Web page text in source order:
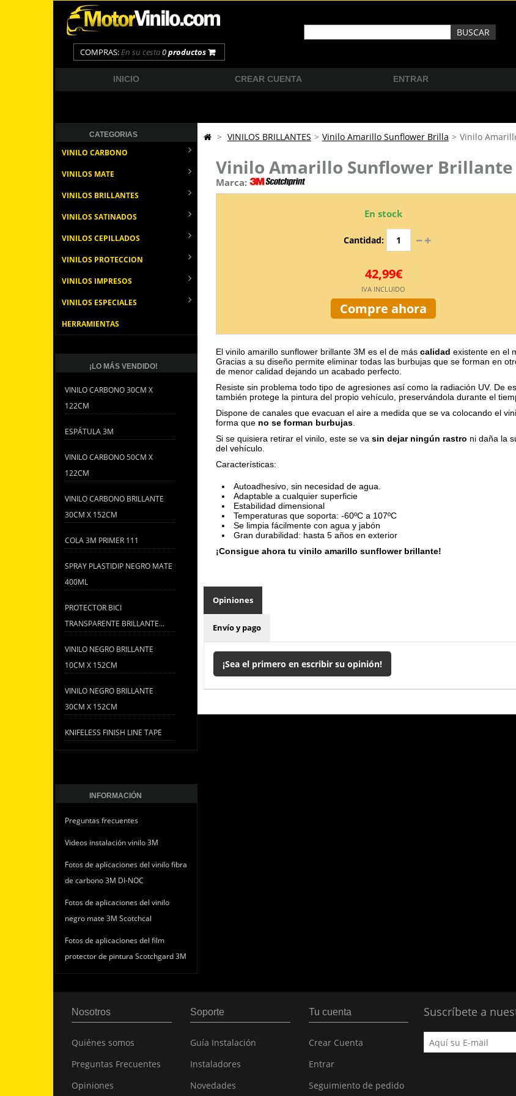
COMPRAS:En su cesta0productos
INICIO CREAR CUENTA ENTRAR
CATEGORIAS
VINILO CARBONO
VINILOS MATE
VINILOS BRILLANTES
VINILOS SATINADOS
VINILOS CEPILLADOS
VINILOS PROTECCION
VINILOS IMPRESOS
VINILOS ESPECIALES
HERRAMIENTAS
¡LO MÁS VENDIDO!
VINILO CARBONO 30CM X
122CM
ESPÁTULA 3M
VINILO CARBONO 50CM X
122CM
VINILO CARBONO BRILLANTE
30CM X 152CM
COLA 3M PRIMER 111
SPRAY PLASTIDIP NEGRO MATE
400ML
PROTECTOR BICI
TRANSPARENTE BRILLANTE...
VINILO NEGRO BRILLANTE
10CM X 152CM
VINILO NEGRO BRILLANTE
30CM X 152CM
KNIFELESS FINISH LINE TAPE
INFORMACIÓN
Preguntas frecuentes
Videos instalación vinilo 3M
Fotos de aplicaciones del vinilo fibra
de carbono 3M DI-NOC
Fotos de aplicaciones del vinilo
negro mate 3M Scotchcal
Fotos de aplicaciones del film
protector de pintura Scotchgard 3M
> VINILOS BRILLANTES > Vinilo Amarillo Sunflower Brilla > Vinilo
Vinilo Amarillo Sunflower Brillante
Marca:
En stock
Cantidad:
42,99€
IVA INCLUIDO
Compre ahora
El vinilo amarillo sunflower brillante 3M es el de más calidad existente en el
Gracias a su diseño permite eliminar todas las burbujas que se forman en
de menor calidad dejando un acabado perfecto.
Resiste sin problema todo tipo de agresiones así como la radiación UV. De
también protege la pintura del propio vehículo, preservándola durante el
Dispone de canales que evacuan el aire a medida que se va colocando el
forma que no se forman burbujas.
Si se quisiera retirar el vinilo, este se va sin dejar ningún rastro ni daña la
del vehículo.
Características:
Autoadhesivo, sin necesidad de agua.
Adaptable a cualquier superficie
Estabilidad dimensional
Temperaturas que soporta: -60ºC a 107ºC
Se limpia fácilmente con agua y jabón
Gran durabilidad: hasta 5 años en exterior
¡Consigue ahora tu vinilo amarillo sunflower brillante!
Opiniones
Envío y pago
¡Sea el primero en escribir su opinión!
Nosotros
Quiénes somos
Preguntas Frecuentes
Opiniones
Soporte
Guía Instalación
Instaladores
Novedades
Tu cuenta
Crear Cuenta
Entrar
Seguimiento de pedido
Suscríbete a